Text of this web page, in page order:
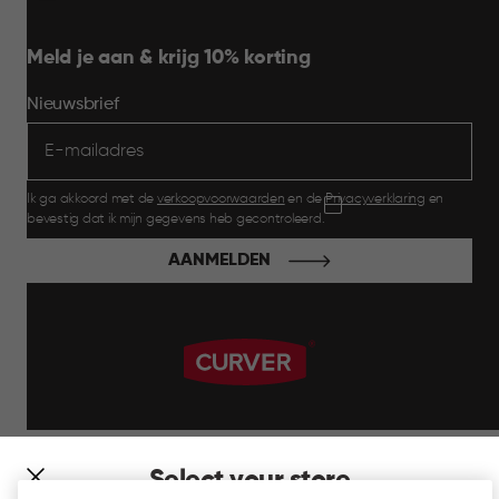
Select your store
Meld je aan & krijg 10% korting
Nieuwsbrief
Ik ga akkoord met de verkoopvoorwaarden en dePrivacyverklaring en
bevestig dat ik mijn gegevens heb gecontroleerd.
AANMELDEN